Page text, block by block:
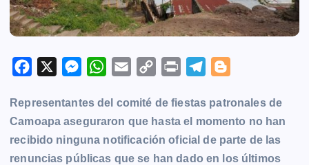
c
e
b
o
M
s
s
e
n
W
a
t
s
A
a
i
l
C
p
y
L
i
i
n
t
l
e
g
r
o
g
g
e
Representantes del comité de fiestas patronales de
Camoapa aseguraron que hasta el momento no han
recibido ninguna notificación oficial de parte de las
renuncias públicas que se han dado en los últimos